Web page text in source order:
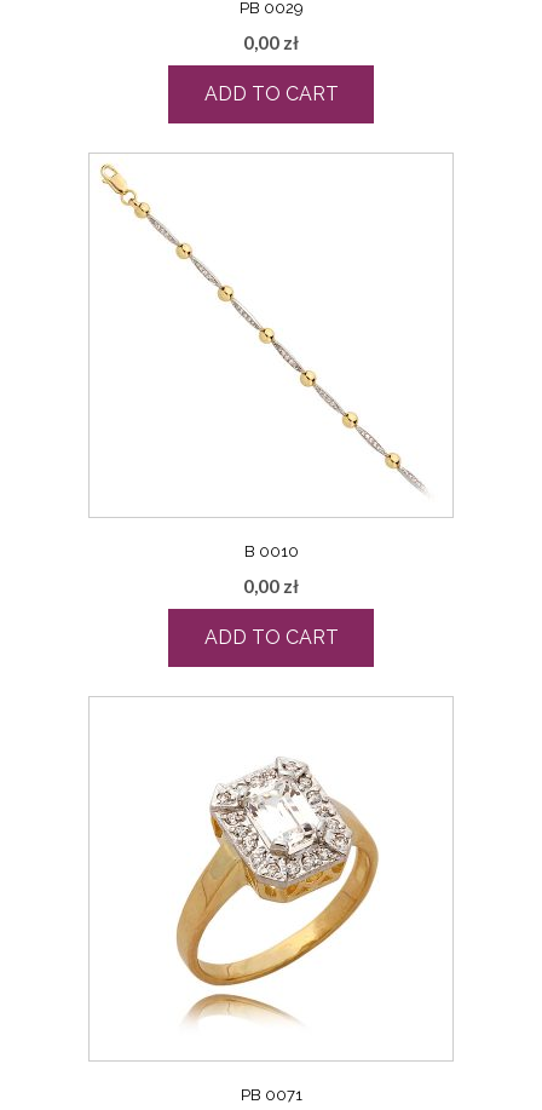
PB 0029
0,00 zł
ADD TO CART
B 0010
0,00 zł
ADD TO CART
PB 0071